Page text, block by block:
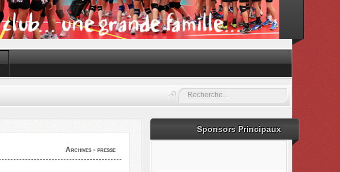
Rechercher
Archives - presse
Sponsors Principaux